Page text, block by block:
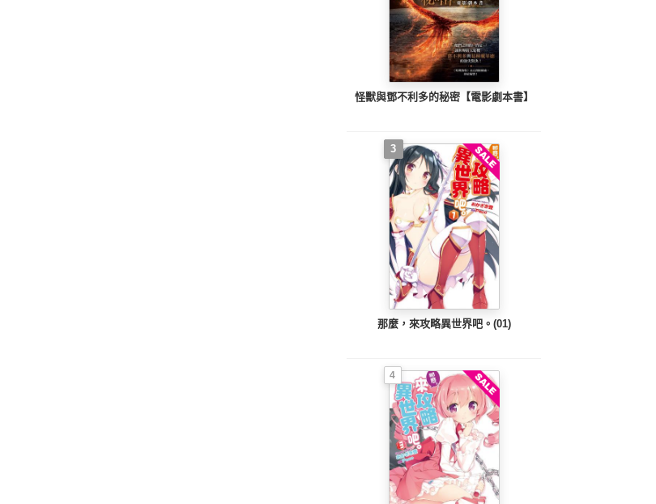
怪獸與鄧不利多的秘密【電影劇本書】
3
那麼，來攻略異世界吧。(01)
4